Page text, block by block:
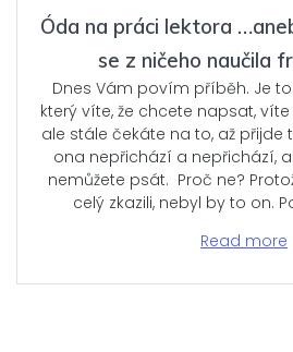
Óda na práci lektora
se z ničeho naučila
Dnes Vám povím příběh. Je
který víte, že chcete napsat,
ale stále čekáte na to, až
ona nepřichází a nepřichází,
nemůžete psát. Proč ne?
celý zkazili, nebyl by to on.
Read more